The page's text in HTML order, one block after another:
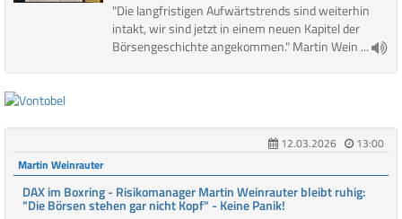
"Die langfristigen Aufwärtstrends sind weiterhin
intakt, wir sind jetzt in einem neuen Kapitel der
Börsengeschichte angekommen." Martin Wein ...
12.03.2026
13:00
Martin Weinrauter
DAX im Boxring - Risikomanager Martin Weinrauter bleibt ruhig:
"Die Börsen stehen gar nicht Kopf" - Keine Panik!